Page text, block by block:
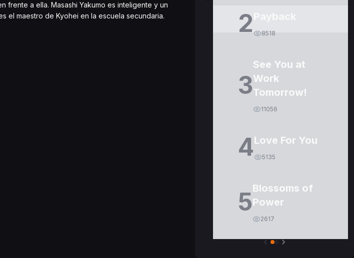
frente a ella. Masashi Yakumo es inteligente y un
el maestro de Kyohei en la escuela secundaria.
2 8518
3
See You at
Work
Tomorrow!
11056
4Love For You
5135
5Blossoms of
Power
2617